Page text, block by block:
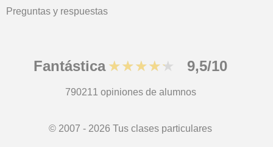
Preguntas y respuestas
Fantástica ★★★★★ 9,5/10
790211 opiniones de alumnos
© 2007 - 2026 Tus clases particulares